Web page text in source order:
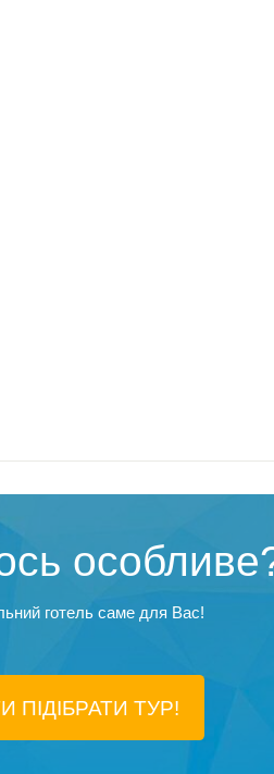
готель саме для Вас!
ПІДIБРАТИ ТУР!